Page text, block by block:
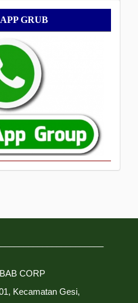
GRUB
CORP
Kecamatan Gesi,